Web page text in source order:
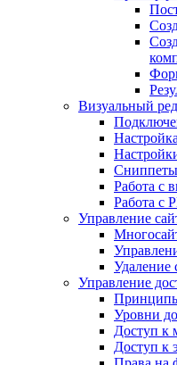
Визуальный
Сниппеты
Работа с
Работа с
Управление
Удаление
Управление
Уровни
Доступ к
Доступ к